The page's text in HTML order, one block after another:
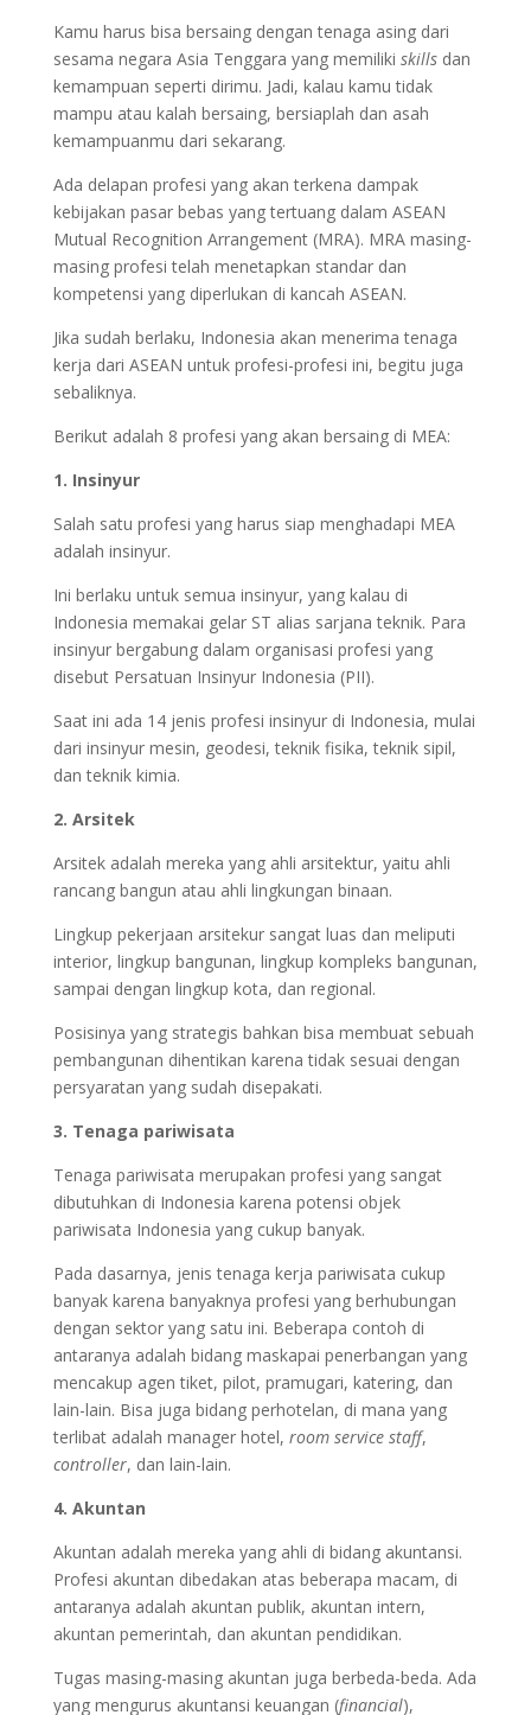
Kamu harus bisa bersaing dengan tenaga asing dari
sesama negara Asia Tenggara yang memiliki skillsdan
kemampuan seperti dirimu. Jadi, kalau kamu tidak
mampu atau kalah bersaing, bersiaplah dan asah
kemampuanmu dari sekarang.
Ada delapan profesi yang akan terkena dampak
kebijakan pasar bebas yang tertuang dalam ASEAN
Mutual Recognition Arrangement (MRA). MRA masing-
masing profesi telah menetapkan standar dan
kompetensi yang diperlukan di kancah ASEAN.
Jika sudah berlaku, Indonesia akan menerima tenaga
kerja dari ASEAN untuk profesi-profesi ini, begitu juga
sebaliknya.
Berikut adalah 8 profesi yang akan bersaing di MEA:
1. Insinyur
Salah satu profesi yang harus siap menghadapi MEA
adalah insinyur.
Ini berlaku untuk semua insinyur, yang kalau di
Indonesia memakai gelar ST alias sarjana teknik. Para
insinyur bergabung dalam organisasi profesi yang
disebut Persatuan Insinyur Indonesia (PII).
Saat ini ada 14 jenis profesi insinyur di Indonesia, mulai
dari insinyur mesin, geodesi, teknik fisika, teknik sipil,
dan teknik kimia.
2. Arsitek
Arsitek adalah mereka yang ahli arsitektur, yaitu ahli
rancang bangun atau ahli lingkungan binaan.
Lingkup pekerjaan arsitekur sangat luas dan meliputi
interior, lingkup bangunan, lingkup kompleks bangunan,
sampai dengan lingkup kota, dan regional.
Posisinya yang strategis bahkan bisa membuat sebuah
pembangunan dihentikan karena tidak sesuai dengan
persyaratan yang sudah disepakati.
3. Tenaga pariwisata
Tenaga pariwisata merupakan profesi yang sangat
dibutuhkan di Indonesia karena potensi objek
pariwisata Indonesia yang cukup banyak.
Pada dasarnya, jenis tenaga kerja pariwisata cukup
banyak karena banyaknya profesi yang berhubungan
dengan sektor yang satu ini. Beberapa contoh di
antaranya adalah bidang maskapai penerbangan yang
mencakup agen tiket, pilot, pramugari, katering, dan
lain-lain. Bisa juga bidang perhotelan, di mana yang
terlibat adalah manager hotel, room service staff,
controller, dan lain-lain.
4. Akuntan
Akuntan adalah mereka yang ahli di bidang akuntansi.
Profesi akuntan dibedakan atas beberapa macam, di
antaranya adalah akuntan publik, akuntan intern,
akuntan pemerintah, dan akuntan pendidikan.
Tugas masing-masing akuntan juga berbeda-beda. Ada
yang mengurus akuntansi keuangan (financial),